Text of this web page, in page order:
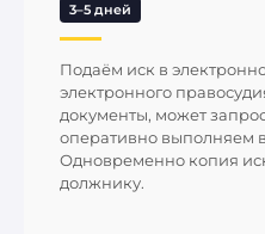
3–5 дней
Подаём иск в
электронного
документы, может
оперативно выполняем
Одновременно копия
должнику.